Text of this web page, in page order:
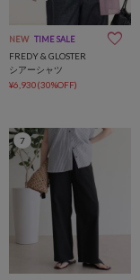
NEW TIME SALE
FREDY & GLOSTER
シアーシャツ
¥6,930(30%OFF)
7